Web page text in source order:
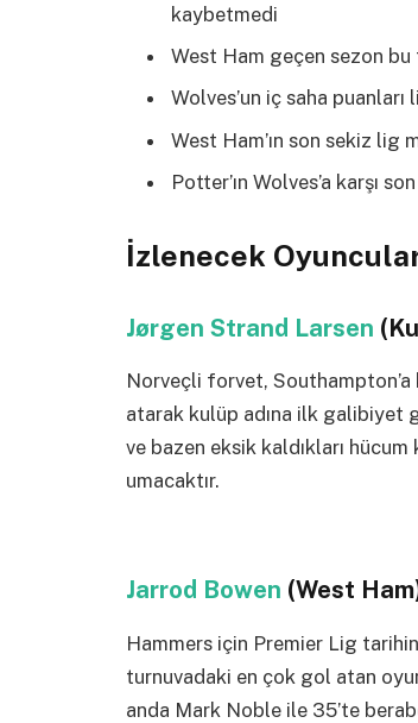
kaybetmedi
West Ham geçen sezon bu
Wolves’un iç saha
West Ham’ın son sekiz lig
Potter’ın Wolves’a karşı
İzlenecek
Jørgen Strand Larsen
Norveçli forvet, Southampton’a
atarak kulüp adına ilk galibiyet
ve bazen eksik kaldıkları hücum
umacaktır.
Jarrod Bowen (West
Hammers için Premier Lig
turnuvadaki en çok gol atan
anda Mark Noble ile 35’te